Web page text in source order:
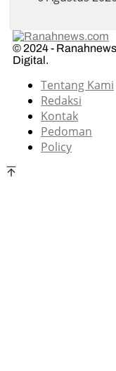
© 2024 -
Digital.
Tentang Kami
Redaksi
Kontak
Pedoman
Policy